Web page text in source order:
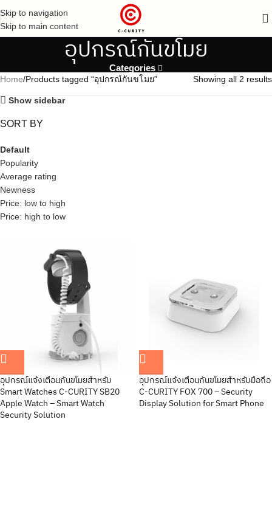
Skip to navigation
Skip to main content
อุปกรณ์กันขโมย
Categories
Home Products tagged “อุปกรณ์กันขโมย” Showing all 2 results
Show sidebar
SORT BY
Default
Popularity
Average rating
Newness
Price: low to high
Price: high to low
อุปกรณ์แจ้งเตือนกันขโมยสำหรับ
Smart Watches C-CURITY SB20
Apple Watch – Smart Watch
Security Solution
อุปกรณ์แจ้งเตือนกันขโมยสำหรับมือถือ
C-CURITY FOX 700 – Security
Display Solution for Smart Phone